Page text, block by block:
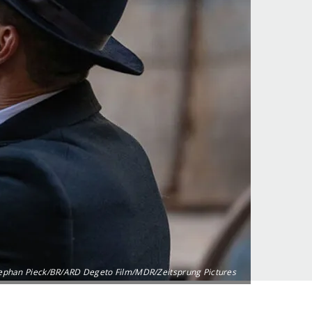
Pieck/BR/ARD Degeto Film/MDR/Zeitsprung Pictures